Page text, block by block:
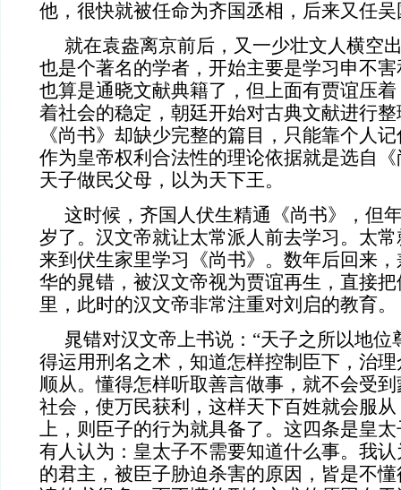
他，很快就被任命为齐国丞相，后来又任
就在袁盎离京前后，又一少壮文人横空
也是个著名的学者，开始主要是学习申不
也算是通晓文献典籍了，但上面有贾谊压
着社会的稳定，朝廷开始对古典文献进行
《尚书》却缺少完整的篇目，只能靠个人
作为皇帝权利合法性的理论依据就是选自
天子做民父母，以为天下王。
这时候，齐国人伏生精通《尚书》，但
岁了。汉文帝就让太常派人前去学习。太
来到伏生家里学习《尚书》。数年后回来
华的晁错，被汉文帝视为贾谊再生，直接
里，此时的汉文帝非常注重对刘启的教育。
晁错对汉文帝上书说：“天子之所以地位
得运用刑名之术，知道怎样控制臣下，治
顺从。懂得怎样听取善言做事，就不会受
社会，使万民获利，这样天下百姓就会服
上，则臣子的行为就具备了。这四条是皇
有人认为：皇太子不需要知道什么事。我
的君主，被臣子胁迫杀害的原因，皆是不